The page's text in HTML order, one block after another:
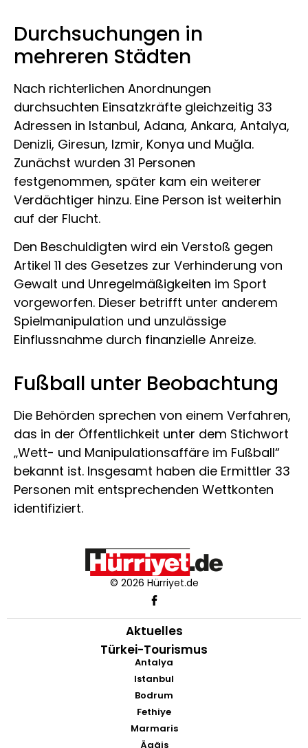
Durchsuchungen in
mehreren Städten
Nach richterlichen Anordnungen
durchsuchten Einsatzkräfte gleichzeitig 33
Adressen in Istanbul, Adana, Ankara, Antalya,
Denizli, Giresun, Izmir, Konya und Muğla.
Zunächst wurden 31 Personen
festgenommen, später kam ein weiterer
Verdächtiger hinzu. Eine Person ist weiterhin
auf der Flucht.
Den Beschuldigten wird ein Verstoß gegen
Artikel 11 des Gesetzes zur Verhinderung von
Gewalt und Unregelmäßigkeiten im Sport
vorgeworfen. Dieser betrifft unter anderem
Spielmanipulation und unzulässige
Einflussnahme durch finanzielle Anreize.
Fußball unter Beobachtung
Die Behörden sprechen von einem Verfahren,
das in der Öffentlichkeit unter dem Stichwort
„Wett- und Manipulationsaffäre im Fußball“
bekannt ist. Insgesamt haben die Ermittler 33
Personen mit entsprechenden Wettkonten
identifiziert.
© 2026 Hürriyet.de
Aktuelles
Türkei-Tourismus
Antalya
Istanbul
Bodrum
Fethiye
Marmaris
Ägäis